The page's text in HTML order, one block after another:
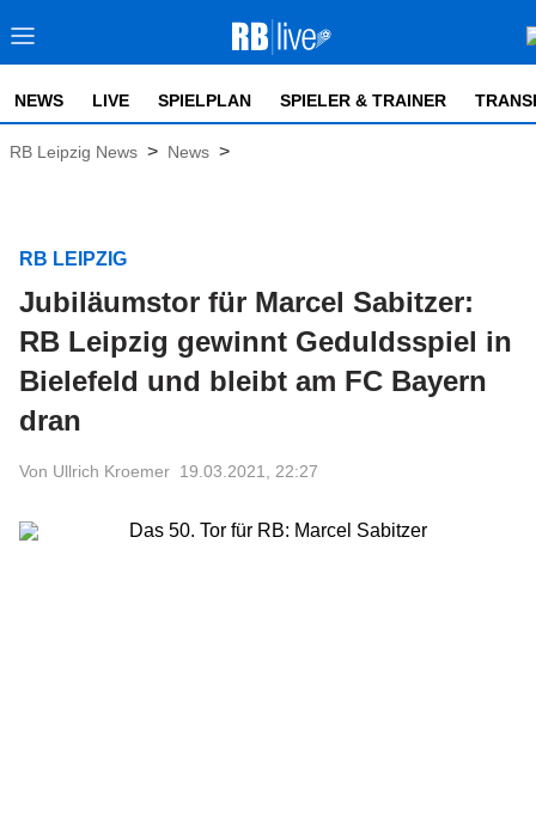
NEWS LIVE SPIELPLAN SPIELER & TRAINER
RB Leipzig News > News >
RB LEIPZIG
Jubiläumstor für Marcel Sabitzer:
RB Leipzig gewinnt Geduldsspiel in
Bielefeld und bleibt am FC Bayern
dran
Von Ullrich Kroemer 19.03.2021, 22:27